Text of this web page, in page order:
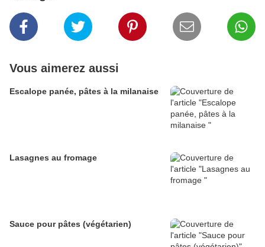
Vous aimerez aussi
Escalope panée, pâtes à la milanaise
Lasagnes au fromage
Sauce pour pâtes (végétarien)